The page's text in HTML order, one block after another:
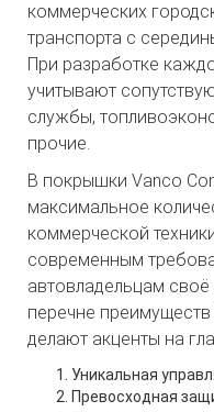
коммерческих
транспорта с
При разработке
учитывают
службы,
прочие.
В покрышки Vanco
максимальное
коммерческой
современным
автовладельцам
перечне преимуществ
делают акценты на
Уникальная
Превосходная